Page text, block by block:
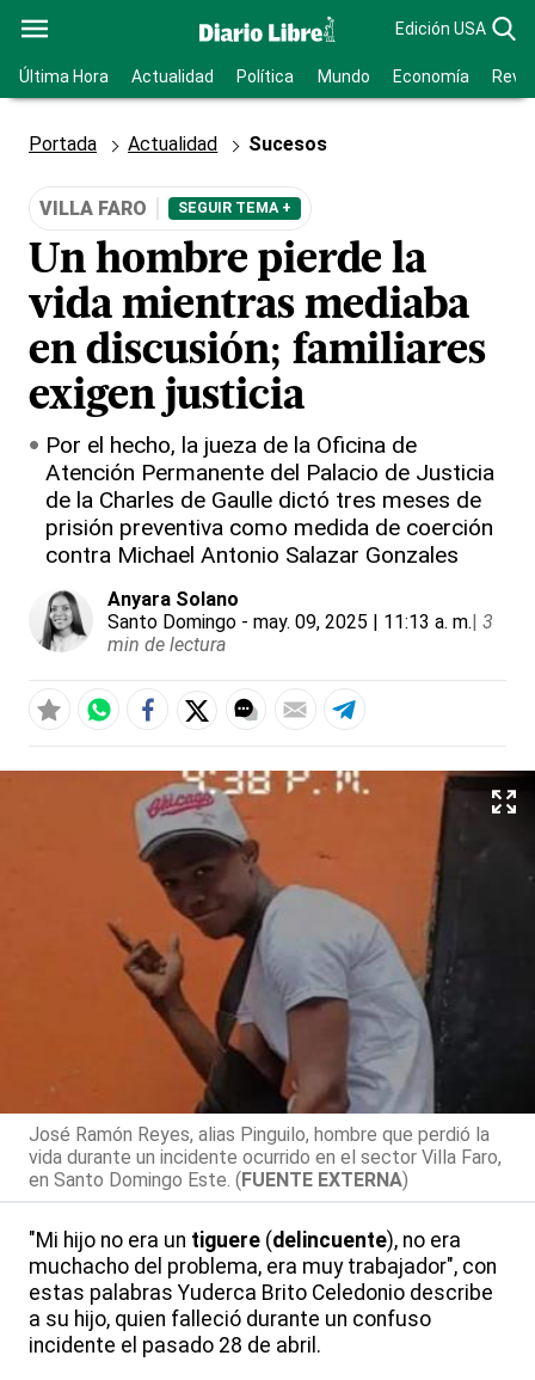
Edición USA
Última Hora Actualidad Política Mundo Economía
Portada Actualidad Sucesos
VILLA FARO SEGUIR TEMA +
Un hombre pierde la
vida mientras mediaba
en discusión; familiares
exigen justicia
Por el hecho, la jueza de la Oficina de
Atención Permanente del Palacio de Justicia
de la Charles de Gaulle dictó tres meses de
prisión preventiva como medida de coerción
contra Michael Antonio Salazar Gonzales
Anyara Solano
Santo Domingo - may. 09, 2025 | 11:13 a. m.| 3
min de lectura
José Ramón Reyes, alias Pinguilo, hombre que perdió la
vida durante un incidente ocurrido en el sector Villa Faro,
en Santo Domingo Este. (FUENTE EXTERNA)
"Mi hijo no era un tiguere (delincuente), no era
muchacho del problema, era muy trabajador", con
estas palabras Yuderca Brito Celedonio describe
a su hijo, quien falleció durante un confuso
incidente el pasado 28 de abril.